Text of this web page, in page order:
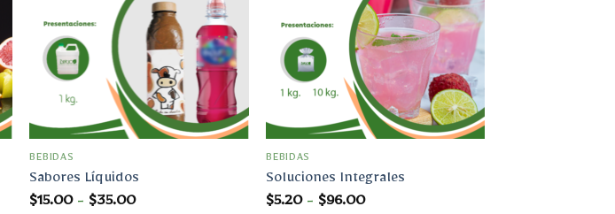
Añadir
lista
de
deseos
BEBIDAS
Sabores Líquidos
$15.00 - $35.00Rango
Añadir
a la
lista
de
deseos
BEBIDAS
Soluciones Integrales
$5.20 - $96.00Rango